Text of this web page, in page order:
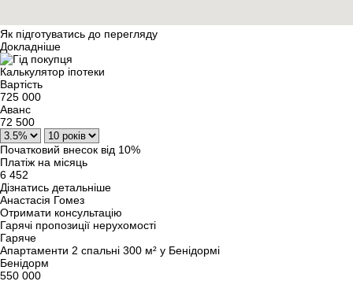
Як підготуватись до перегляду
Докладніше
Калькулятор іпотеки
Вартість
725 000
Аванс
72 500
Початковий внесок від 10%
Платіж на місяць
6 452
Дізнатись детальніше
Анастасія Гомез
Отримати консультацію
Гарячі пропозиції нерухомості
Гаряче
Апартаменти 2 спальні 300 м² у Бенідормі
Бенідорм
550 000